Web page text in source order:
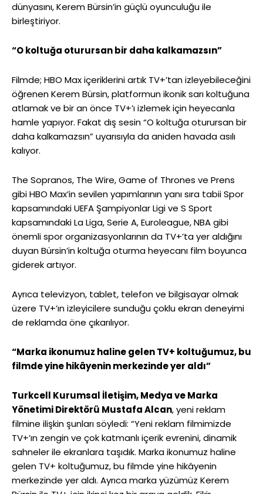
dünyasını, Kerem Bürsin’in güçlü oyunculuğu ile
birleştiriyor.
“O koltuğa oturursan bir daha kalkamazsın”
Filmde; HBO Max içeriklerini artık TV+’tan izleyebileceğini
öğrenen Kerem Bürsin, platformun ikonik sarı koltuğuna
atlamak ve bir an önce TV+’ı izlemek için heyecanla
hamle yapıyor. Fakat dış sesin “O koltuğa oturursan bir
daha kalkamazsın” uyarısıyla da aniden havada asılı
kalıyor.
The Sopranos, The Wire, Game of Thrones ve Prens
gibi HBO Max’in sevilen yapımlarının yanı sıra tabii Spor
kapsamındaki UEFA Şampiyonlar Ligi ve S Sport
kapsamındaki La Liga, Serie A, Euroleague, NBA gibi
önemli spor organizasyonlarının da TV+’ta yer aldığını
duyan Bürsin’in koltuğa oturma heyecanı film boyunca
giderek artıyor.
Ayrıca televizyon, tablet, telefon ve bilgisayar olmak
üzere TV+’ın izleyicilere sunduğu çoklu ekran deneyimi
de reklamda öne çıkarılıyor.
“Marka ikonumuz haline gelen TV+ koltuğumuz, bu
filmde yine hikâyenin merkezinde yer aldı”
Turkcell Kurumsal İletişim, Medya ve Marka
Yönetimi Direktörü Mustafa Alcan, yeni reklam
filmine ilişkin şunları söyledi: “Yeni reklam filmimizde
TV+’ın zengin ve çok katmanlı içerik evrenini, dinamik
sahneler ile ekranlara taşıdık. Marka ikonumuz haline
gelen TV+ koltuğumuz, bu filmde yine hikâyenin
merkezinde yer aldı. Ayrıca marka yüzümüz Kerem